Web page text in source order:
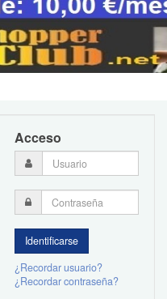
Acceso
¿Recordar usuario?
¿Recordar contraseña?